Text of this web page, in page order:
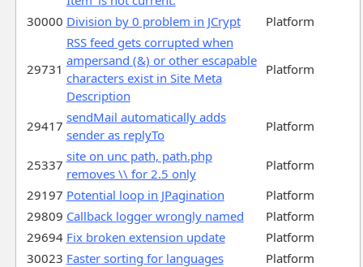
30000 Division by 0 problem in JCrypt Platform
29731
RSS feed gets corrupted when
ampersand (&) or other escapable
characters exist in Site Meta
Description
Platform
29417
sendMail automatically adds
sender as replyTo
Platform
25337
site on unc path, path.php
removes \\ for 2.5 only
Platform
29197 Potential loop in JPagination
Platform
29809 Callback logger wrongly named
Platform
29694 Fix broken extension update
Platform
30023 Faster sorting for languages
Platform